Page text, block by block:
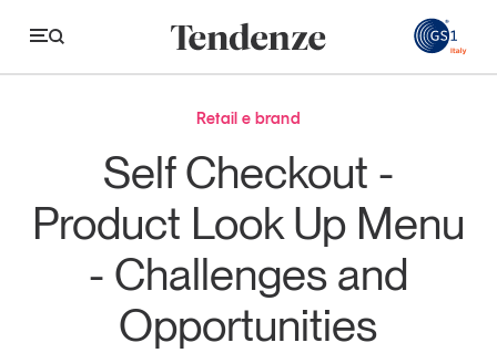
Tendenze
Economia e consumi
Innovazione
Logistica
Retail e brand
Retail e brand
Self Checkout -
Product Look Up Menu
- Challenges and
Opportunities